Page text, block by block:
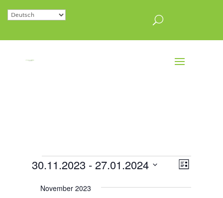
Veranstaltungen Liste
30.11.2023 - 27.01.2024
wählen.
November 2023